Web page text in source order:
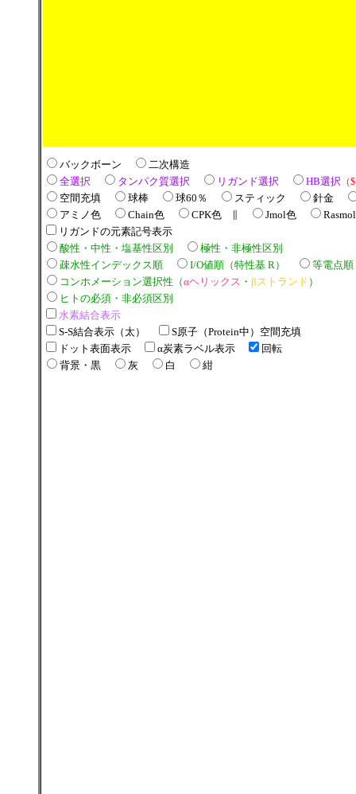
バックボーン
二次構造
全選択
タンパク質選択 リガンド選択 HB選択
空間充填 球棒 球60％ スティック
針金
アミノ色
Chain色 CPK色 ∥ Jmol色
リガンドの元素記号表示
酸性・中性・塩基性区別
極性・非極性区別
疎水性インデックス順
I/O値順（特性基 R）
等電点順
コンホメーション選択性（αヘリックス ・ βストランド ）
ヒトの必須・非必須区別
水素結合表示
S-S結合表示（太）
S原子（Protein中）空間充填
ドット表面表示
α炭素ラベル表示
回転
背景・黒
灰 白 紺